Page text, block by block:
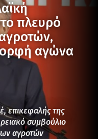
πλευρό
αγώνα
επικεφαλής της
συμβούλιο
αγροτών